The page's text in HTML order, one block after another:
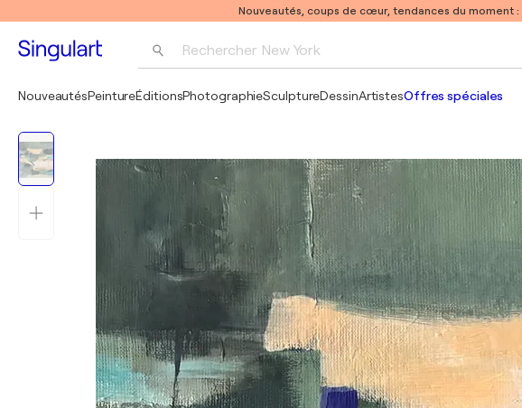
Nouveautés, coups de cœur, tendances du moment :
Rechercher New York
Pablo Picasso
NouveautésPeintureÉditionsPhotographieSculptureDessinArtistesOffres spéciales